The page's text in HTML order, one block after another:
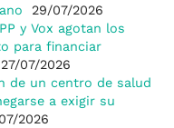
29/07/2026
y Vox agotan los
para financiar
27/07/2026
de un centro de salud
a exigir su
2026